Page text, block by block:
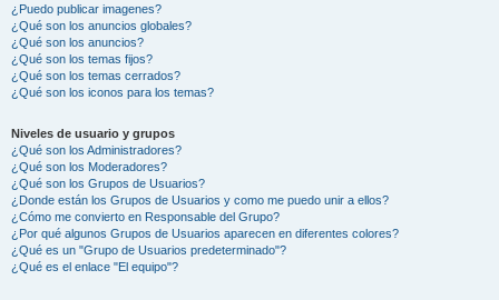
¿Puedo publicar imagenes?
¿Qué son los anuncios globales?
¿Qué son los anuncios?
¿Qué son los temas fijos?
¿Qué son los temas cerrados?
¿Qué son los iconos para los temas?
Niveles de usuario y grupos
¿Qué son los Administradores?
¿Qué son los Moderadores?
¿Qué son los Grupos de Usuarios?
¿Donde están los Grupos de Usuarios y como me puedo unir a ellos?
¿Cómo me convierto en Responsable del Grupo?
¿Por qué algunos Grupos de Usuarios aparecen en diferentes colores?
¿Qué es un "Grupo de Usuarios predeterminado"?
¿Qué es el enlace "El equipo"?